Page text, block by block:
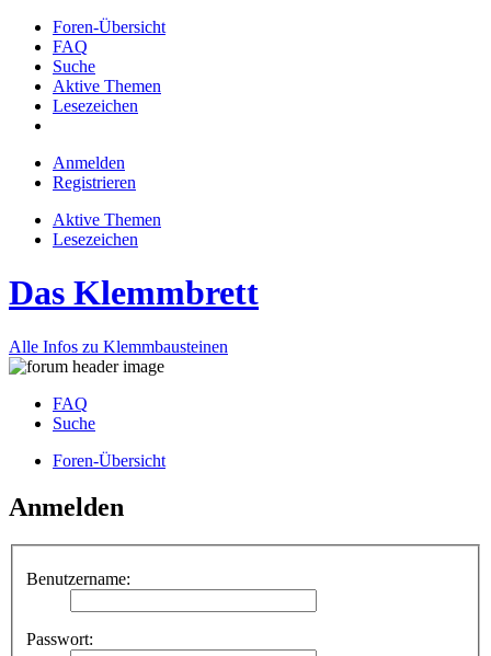
Foren-Übersicht
FAQ
Suche
Aktive Themen
Lesezeichen
Anmelden
Registrieren
Aktive Themen
Lesezeichen
Das Klemmbrett
Alle Infos zu Klemmbausteinen
FAQ
Suche
Foren-Übersicht
Anmelden
Benutzername:
Passwort: